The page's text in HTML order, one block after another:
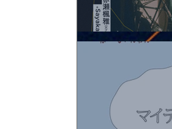
2026.08.06 |【観覧】